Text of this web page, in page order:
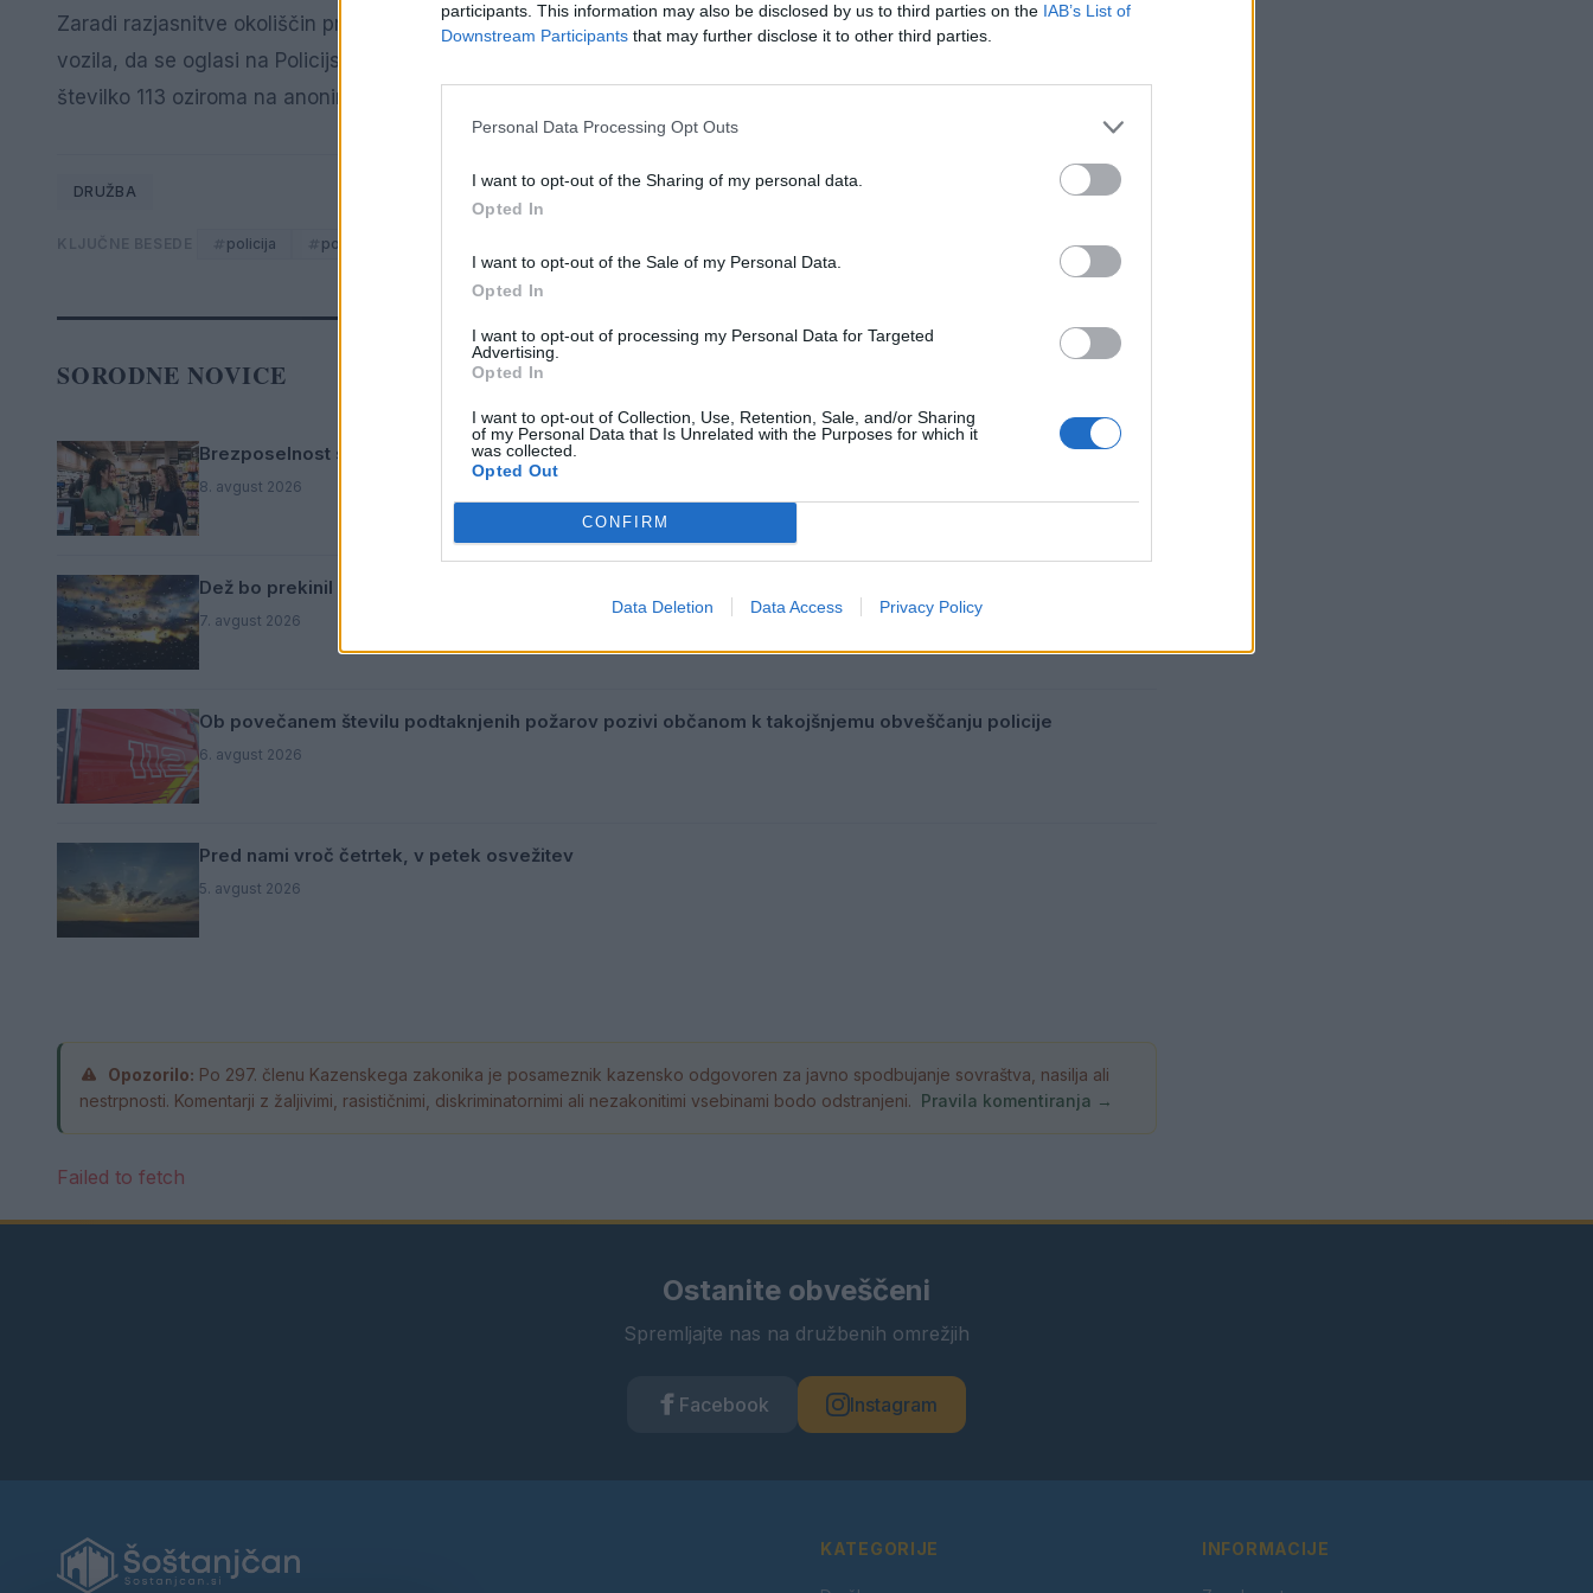
participants. This information may also be disclosed by us to third parties on the IAB’s List of
Downstream Participants that may further disclose it to other third parties.
Personal Data Processing Opt Outs
I want to opt-out of the Sharing of my personal data.
Opted In
I want to opt-out of the Sale of my Personal Data.
Opted In
I want to opt-out of processing my Personal Data for Targeted
Advertising.
Opted In
I want to opt-out of Collection, Use, Retention, Sale, and/or Sharing
of my Personal Data that Is Unrelated with the Purposes for which it
was collected.
Opted Out
CONFIRM
Data Deletion Data Access Privacy Policy
Zaradi razjasnitve okoliščin prometne nesreče policisti pozivajo udeleženega voznika oziroma voznico osebnega
vozila, da se oglasi na Policijsko postajo Velenje ali pokliče na telefonsko številko 03 89 86 100, interventno
številko 113 oziroma na anonimno številko policije 080 12 00.
DRUŽBA
policija poziv
SORODNE NOVICE
Brezposelnost sezonsko nekoliko višja
8. avgust 2026
Dež bo prekinil vročinski val, a le za kratek čas
7. avgust 2026
Ob povečanem številu podtaknjenih požarov pozivi občanom k takojšnjemu obveščanju policije
6. avgust 2026
Pred nami vroč četrtek, v petek osvežitev
5. avgust 2026
Opozorilo: Po 297. členu Kazenskega zakonika je posameznik kazensko odgovoren za javno spodbujanje sovraštva, nasilja ali
nestrpnosti. Komentarji z žaljivimi, rasističnimi, diskriminatornimi ali nezakonitimi vsebinami bodo odstranjeni. Pravila komentiranja →
Failed to fetch
Ostanite obveščeni
Spremljajte nas na družbenih omrežjih
Facebook Instagram
KATEGORIJE INFORMACIJE